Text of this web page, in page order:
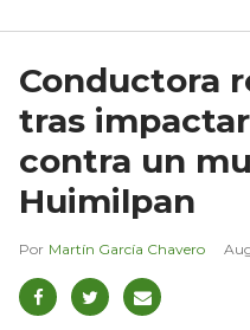
Conductora
tras
contra un
Huimilpan
Martín García Chavero